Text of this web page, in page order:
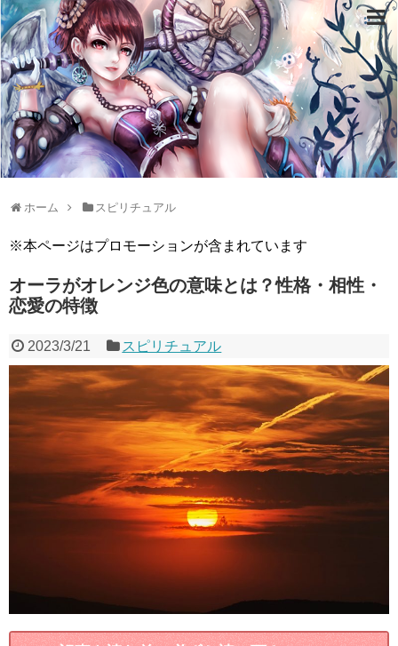
ホーム スピリチュアル
※本ページはプロモーションが含まれています
オーラがオレンジ色の意味とは？性格・相性・
恋愛の特徴
2023/3/21 スピリチュアル